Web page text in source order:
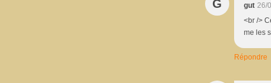
G gut 26/
<br />
me les
Répondre